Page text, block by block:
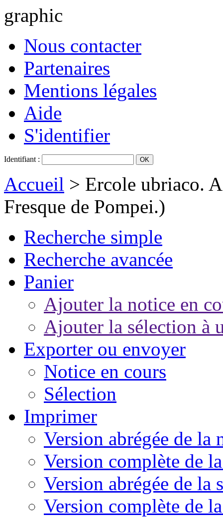
graphic
Nous contacter
Partenaires
Mentions légales
Aide
S'identifier
Identifiant :
Accueil > Ercole ubriaco.
Fresque de Pompei.)
Recherche simple
Recherche avancée
Panier
Ajouter la notice en
Ajouter la sélection à
Exporter ou envoyer
Notice en cours
Sélection
Imprimer
Version abrégée de la
Version complète de
Version abrégée de la
Version complète de